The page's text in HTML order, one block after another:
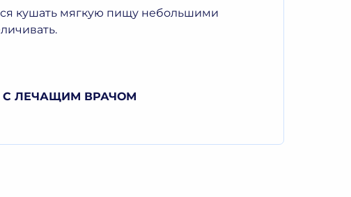
кушать мягкую пищу небольшими
С ЛЕЧАЩИМ ВРАЧОМ